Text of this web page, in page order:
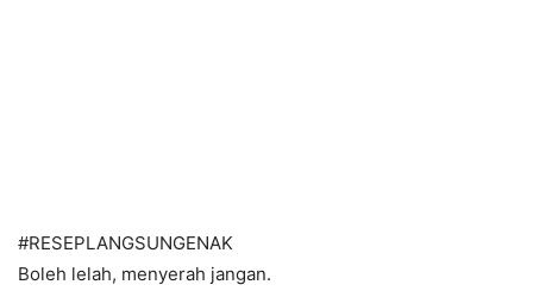
#RESEPLANGSUNGENAK
Boleh lelah, menyerah jangan.